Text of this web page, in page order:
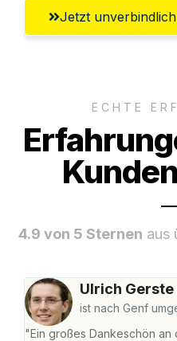
Jetzt
ECHTE
4.9 von 5 Sternen aus
Ulrich Gerste
ist nach Genf
"Ein großes Dankeschön an